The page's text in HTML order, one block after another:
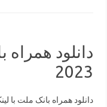
دانلود
2023
دانلود همراه بانک ملت با